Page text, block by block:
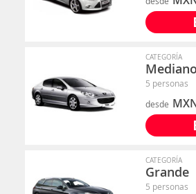
CATEGORÍA
Mediano
5 personas
desde
CATEGORÍA
Grande
5 personas